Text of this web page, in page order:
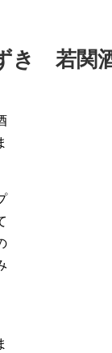
き 若関